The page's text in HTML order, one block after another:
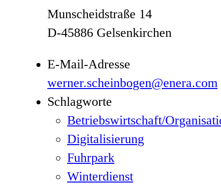
Munscheidstraße 14
D-45886 Gelsenkirchen
E-Mail-Adresse
werner.scheinbogen@enera.com
Schlagworte
Betriebswirtschaft/
Digitalisierung
Fuhrpark
Winterdienst